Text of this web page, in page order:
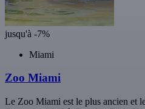
jusqu'à -7%
Miami
Zoo Miami
Le Zoo Miami est le plus ancien et